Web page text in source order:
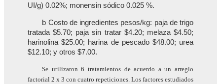
UI/g) 0.02%; monensin sódico 0.025 %.
b Costo de ingredientes pesos/kg: paja de trigo
tratada $5.70; paja sin tratar $4.20; melaza $4.50;
harinolina $25.00; harina de pescado $48.00; urea
$12.10; y otros $7.00.
Se utilizaron 6 tratamientos de acuerdo a un arreglo
factorial 2 x 3 con cuatro repeticiones. Los factores estudiados